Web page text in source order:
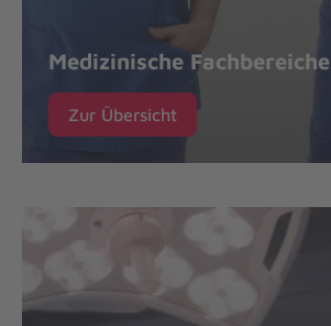
Medizinische Fachbereiche
Zur Übersicht